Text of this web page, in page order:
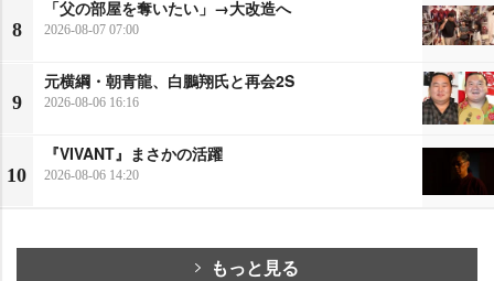
8
「父の部屋を奪いたい」→大改造へ
2026-08-07 07:00
9
元横綱・朝青龍、白鵬翔氏と再会2S
2026-08-06 16:16
10
『VIVANT』まさかの活躍
2026-08-06 14:20
もっと見る